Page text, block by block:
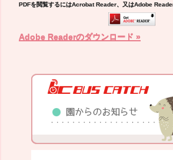
PDFを閲覧するにはAcrobat Reader、又はAdobe Reader
Adobe Readerのダウンロード »